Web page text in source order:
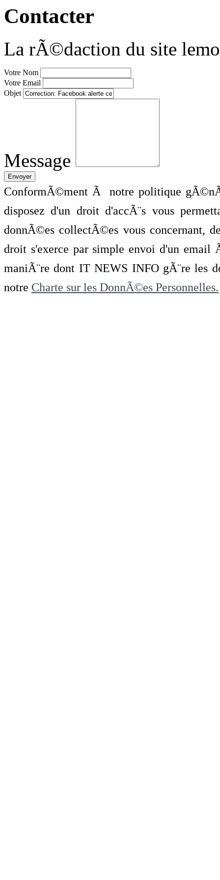
Contacter
La rÃ©daction du site
Votre Nom
Votre Email
Objet
Message
ConformÃ©ment Ã notre politique
disposez d'un droit d'accÃ¨s vous
donnÃ©es collectÃ©es vous concernant,
droit s'exerce par simple envoi d'un
maniÃ¨re dont IT NEWS INFO gÃ¨re les
notre Charte sur les DonnÃ©es Personnelles.